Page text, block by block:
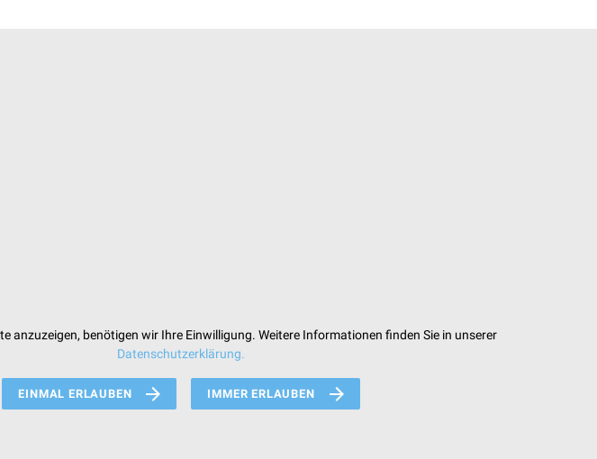
anzuzeigen, benötigen wir Ihre Einwilligung. Weitere Informationen finden Sie in unserer
Datenschutzerklärung.
EINMAL ERLAUBEN IMMER ERLAUBEN